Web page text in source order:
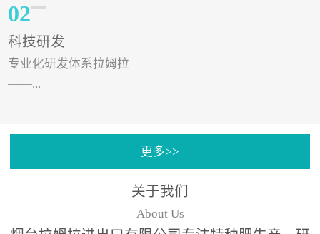
02
科技研发
专业化研发体系拉姆拉
——...
分中心”的科研开发系统，
更多>>
关于我们
About Us